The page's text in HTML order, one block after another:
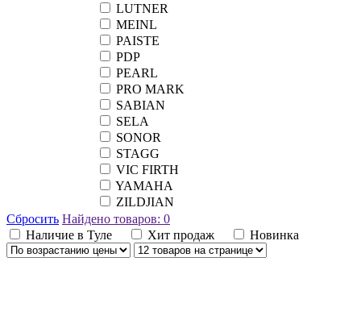
LUTNER
MEINL
PAISTE
PDP
PEARL
PRO MARK
SABIAN
SELA
SONOR
STAGG
VIC FIRTH
YAMAHA
ZILDJIAN
Сбросить Найдено товаров: 0
Наличие в Туле
Хит продаж Новинка